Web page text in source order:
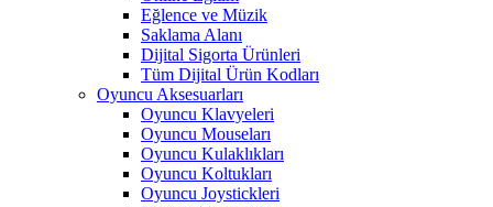
Eğlence ve Müzik
Saklama Alanı
Dijital Sigorta Ürünleri
Tüm Dijital Ürün Kodları
Oyuncu Aksesuarları
Oyuncu Klavyeleri
Oyuncu Mouseları
Oyuncu Kulaklıkları
Oyuncu Koltukları
Oyuncu Joystickleri